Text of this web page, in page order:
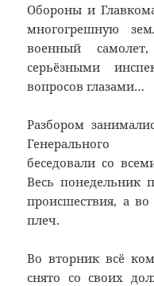
Обороны и
многогрешную
военный
серьёзными
вопросов глазами…
Разбором
беседовали со
Весь понедельник
происшествия, а
плеч.
Во вторник всё
снято со своих